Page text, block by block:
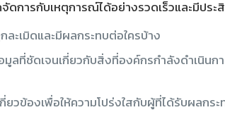
การกับเหตุการณ์ได้อย่างรวดเร็วและมีประ
ะเมิดและมีผลกระทบต่อใครบ้าง
ลที่ชัดเจนเกี่ยวกับสิ่งที่องค์กรกำลังดำเนินก
วข้องเพื่อให้ความโปร่งใสกับผู้ที่ได้รับผลกระ